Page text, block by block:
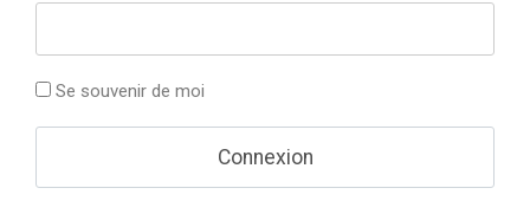
Se souvenir de moi